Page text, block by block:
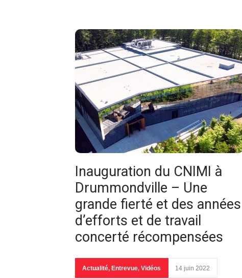
Inauguration du CNIMI à
Drummondville – Une
grande fierté et des années
d’efforts et de travail
concerté récompensées
Actualité, Entrevue, Vidéos 14 juin 2022